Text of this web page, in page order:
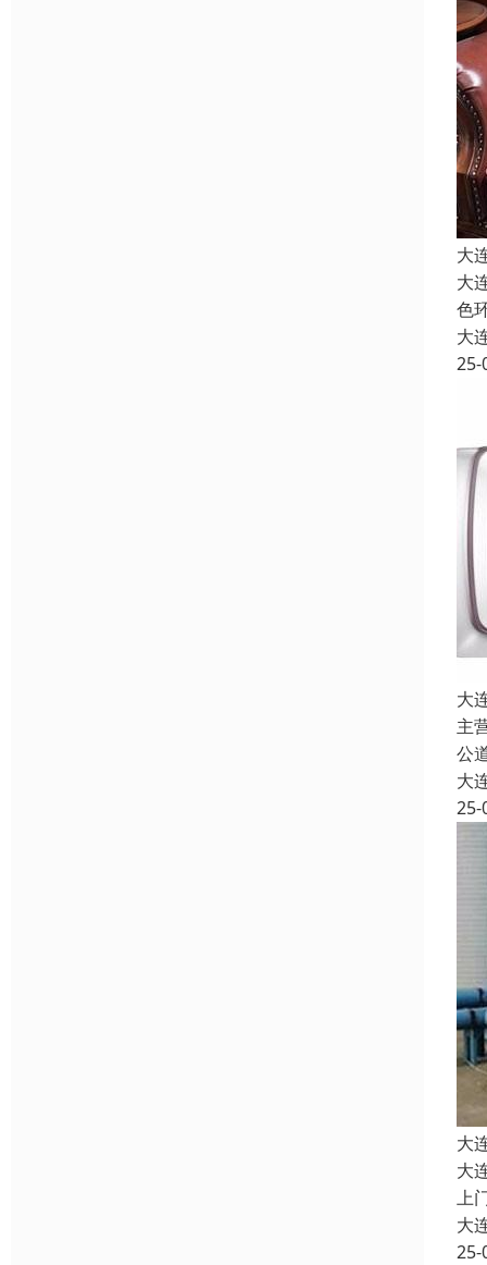
大
大
色
大
25-
大
主
公
大
25-
大
大
上
大
25-